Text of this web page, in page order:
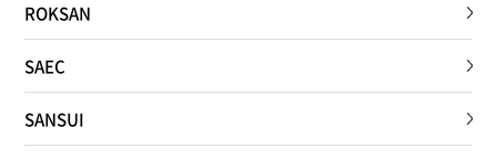
ROKSAN
SAEC
SANSUI